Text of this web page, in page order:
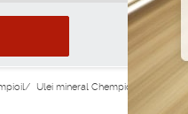
/ Ulei mineral Chempioil